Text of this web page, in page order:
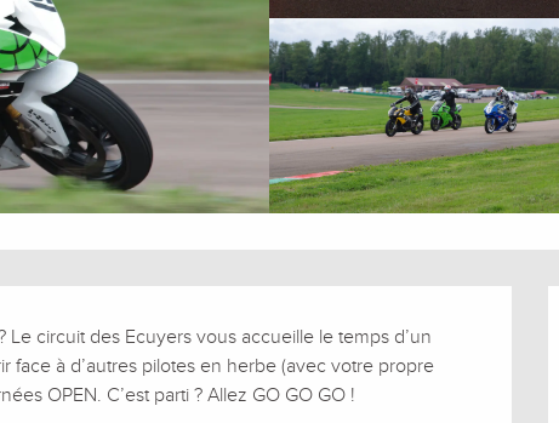
Le circuit des Ecuyers vous accueille le temps d’un
à d’autres pilotes en herbe (avec votre propre
OPEN. C’est parti ? Allez GO GO GO !